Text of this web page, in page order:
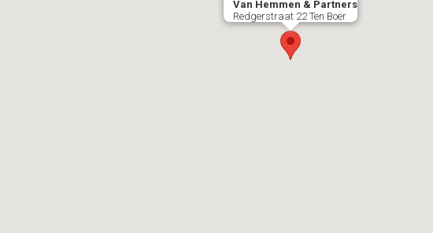
Van Hemmen & Partners
Redgerstraat 22 Ten Boer